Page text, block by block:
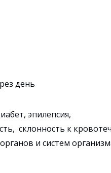
день
эпилепсия,
склонность к
и систем